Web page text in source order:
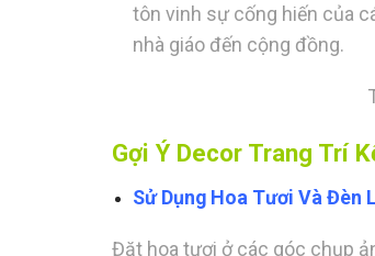
tôn vinh sự cống hiến của
nhà giáo đến cộng đồng.
Gợi Ý Decor Trang Trí
Sử Dụng Hoa Tươi Và Đèn
Đặt hoa tươi ở các góc chụp